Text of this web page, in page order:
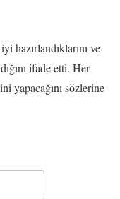
hazırlandıklarını ve
ifade etti. Her
yapacağını sözlerine